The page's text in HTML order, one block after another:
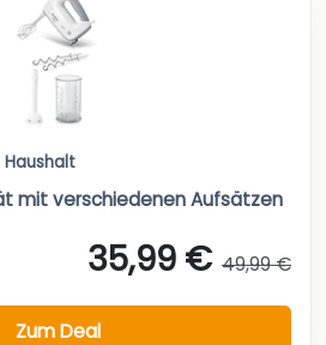
Haushalt
mit verschiedenen Aufsätzen
35,99 € 49,99 €
Zum Deal